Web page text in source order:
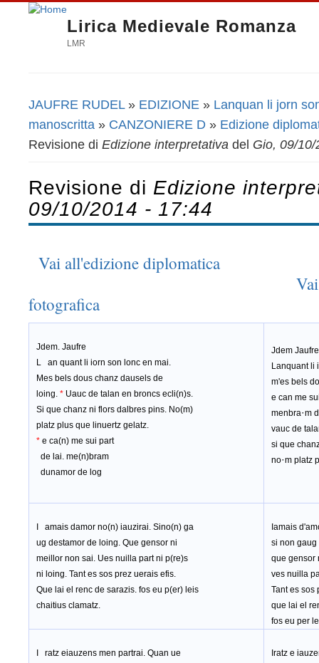
Lirica Medievale Romanza
LMR
Tu sei qui
JAUFRE RUDEL » EDIZIONE » Lanquan li jorn
manoscritta » CANZONIERE D » Edizione
Revisione di Edizione interpretativa del Gio, 09/
Revisione di Edizione
09/10/2014 - 17:44
Vai all'edizione diplomatica
fotografica
Jdem. Jaufre
L
an quant li iorn son lonc en mai.
Mes bels dous chanz dausels de
loing. * Uauc de talan en broncs ecli(n)s.
Si que chanz ni flors dalbres pins. No(m)
platz plus que linuertz gelatz.
* e ca(n) me sui part
de lai. me(n)bram
dunamor de log
Jdem
Lanquantli
m'es bels
e can me
menbra·m
vauc de
si que
no·m platz
amais damor no(n) iauzirai. Sino(n) ga
ug destamor de loing. Que gensor ni
meillor non sai. Ues nuilla part ni p(re)s
ni loing. Tant es sos prez uerais efis.
Que lai el renc de sarazis. fos eu p(er) leis
chaitius clamatz.
Iamais
si non gaug
que gensor
ves nuilla
Tant es sos
que lai el
fos eu per
ratz eiauzens men partrai. Quan ue
Iratz e